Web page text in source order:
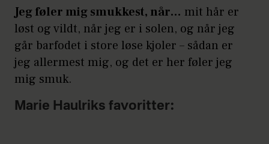
Jeg føler mig smukkest, når… mit hår er
løst og vildt, når jeg er i solen, og når jeg
går barfodet i store løse kjoler – sådan er
jeg allermest mig, og det er her føler jeg
mig smuk.
Marie Haulriks favoritter: